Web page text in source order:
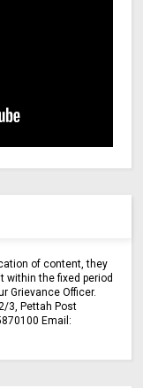
of content, they
within the fixed period
Grievance Officer.
3, Pettah Post
Email: